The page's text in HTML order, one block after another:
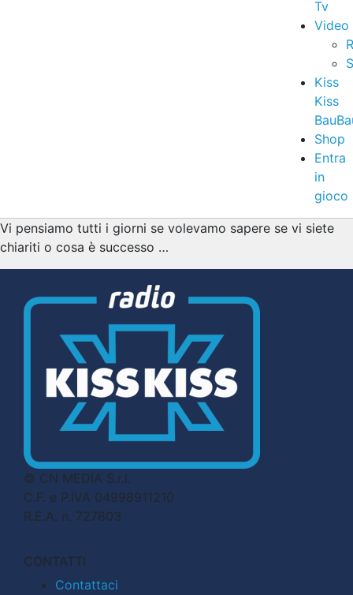
Tv
Video
Kiss
Kiss
Shop
Entra
in
gioco
Vi pensiamo tutti i giorni se volevamo sapere se vi siete
chiariti o cosa è successo …
© CN MEDIA S.r.l.
C.F. e P.IVA 04998911210
R.E.A. n. 727803
CONTATTI
Contattaci